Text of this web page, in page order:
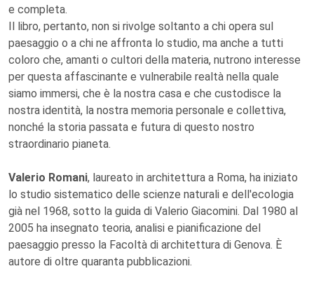
e completa.
Il libro, pertanto, non si rivolge soltanto a chi opera sul
paesaggio o a chi ne affronta lo studio, ma anche a tutti
coloro che, amanti o cultori della materia, nutrono interesse
per questa affascinante e vulnerabile realtà nella quale
siamo immersi, che è la nostra casa e che custodisce la
nostra identità, la nostra memoria personale e collettiva,
nonché la storia passata e futura di questo nostro
straordinario pianeta.
Valerio Romani, laureato in architettura a Roma, ha iniziato
lo studio sistematico delle scienze naturali e dell'ecologia
già nel 1968, sotto la guida di Valerio Giacomini. Dal 1980 al
2005 ha insegnato teoria, analisi e pianificazione del
paesaggio presso la Facoltà di architettura di Genova. È
autore di oltre quaranta pubblicazioni.